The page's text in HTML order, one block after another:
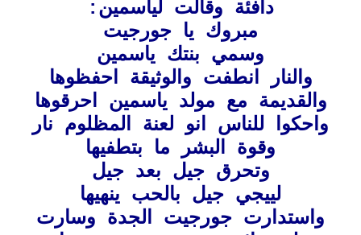
دافئة وقالت لياسمين:
مبروك يا جورجيت
وسمي بنتك ياسمين
والنار انطفت والوثيقة احفظوها
والقديمة مع مولد ياسمين احرقوها
واحكوا للناس انو لعنة المظلوم نار
وقوة البشر ما بتطفيها
وتحرق جيل بعد جيل
لييجي جيل بالحب ينهيها
واستدارت جورجيت الجدة وسارت